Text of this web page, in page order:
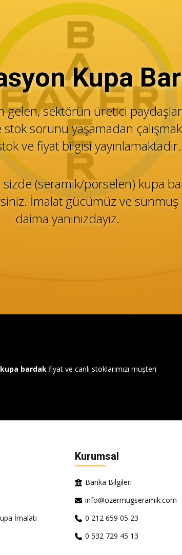
Kupa
sektörün üretici
sorunu yaşamadan
ve fiyat bilgisi yayınlamaktadır.
sizde (seramik/porselen) kupa
İmalat gücümüz ve
daima yanınızdayız.
kupa bardak fiyat ve canlı stoklarımızı müşteri
İmalatı
Kurumsal
Banka Bilgileri
info@ozermugseramik.com
0 212 659 05 23
0 532 729 45 13